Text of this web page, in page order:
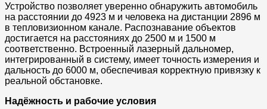
Устройство позволяет уверенно обнаружить автомобиль
на расстоянии до 4923 м и человека на дистанции 2896 м
в тепловизионном канале. Распознавание объектов
достигается на расстояниях до 2500 м и 1500 м
соответственно. Встроенный лазерный дальномер,
интегрированный в систему, имеет точность измерения и
дальность до 6000 м, обеспечивая корректную привязку к
реальной обстановке.
Надёжность и рабочие условия